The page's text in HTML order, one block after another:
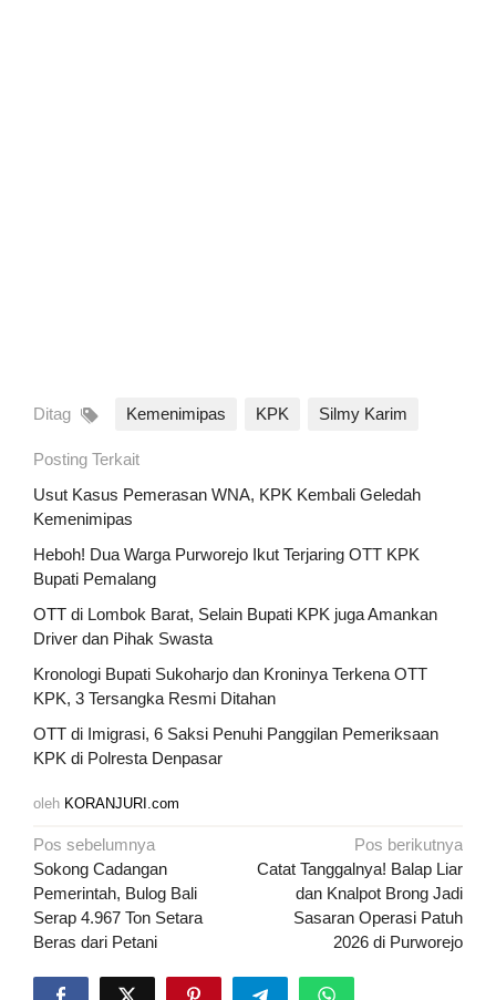
Ditag Kemenimipas KPK Silmy Karim
Posting Terkait
Usut Kasus Pemerasan WNA, KPK Kembali Geledah
Kemenimipas
Heboh! Dua Warga Purworejo Ikut Terjaring OTT KPK
Bupati Pemalang
OTT di Lombok Barat, Selain Bupati KPK juga Amankan
Driver dan Pihak Swasta
Kronologi Bupati Sukoharjo dan Kroninya Terkena OTT
KPK, 3 Tersangka Resmi Ditahan
OTT di Imigrasi, 6 Saksi Penuhi Panggilan Pemeriksaan
KPK di Polresta Denpasar
oleh KORANJURI.com
Navigasi
pos
Pos sebelumnya
Sokong Cadangan
Pemerintah, Bulog Bali
Serap 4.967 Ton Setara
Beras dari Petani
Pos berikutnya
Catat Tanggalnya! Balap Liar
dan Knalpot Brong Jadi
Sasaran Operasi Patuh
2026 di Purworejo